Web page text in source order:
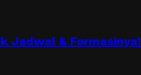
Jadwal & Formasinya!